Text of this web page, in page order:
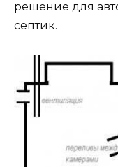
решение для
септик.